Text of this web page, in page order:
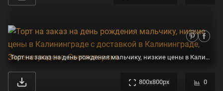
Торт на заказ на день рождения мальчику, низкие цены в Калининграде с доставкой в Калининграде, Зеленоградске, Светлогорске
800x800px 0